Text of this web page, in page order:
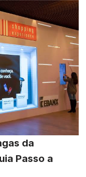
da
Passo a